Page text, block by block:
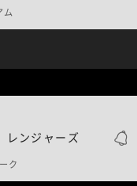
ム
レンジャーズ
ク